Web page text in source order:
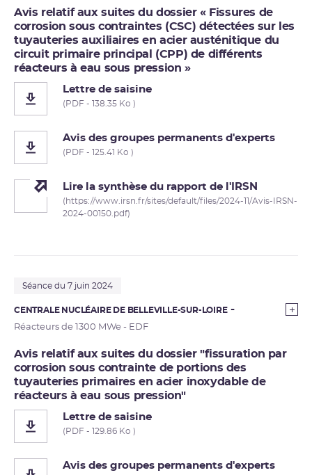
Avis relatif aux suites du dossier « Fissures de
corrosion sous contraintes (CSC) détectées sur les
tuyauteries auxiliaires en acier austénitique du
circuit primaire principal (CPP) de différents
réacteurs à eau sous pression »
Lettre de saisine
(PDF - 138.35 Ko )
Avis des groupes permanents d'experts
(PDF - 125.41 Ko )
Lire la synthèse du rapport de l'IRSN
(https://www.irsn.fr/sites/default/files/2024-11/Avis-IRSN-
2024-00150.pdf)
Séance du 7 juin 2024
CENTRALE NUCLÉAIRE DE BELLEVILLE-SUR-LOIRE
Réacteurs de 1300 MWe - EDF
Avis relatif aux suites du dossier "fissuration par
corrosion sous contrainte de portions des
tuyauteries primaires en acier inoxydable de
réacteurs à eau sous pression"
Lettre de saisine
(PDF - 129.86 Ko )
Avis des groupes permanents d'experts